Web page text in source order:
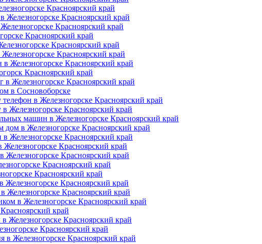
Красноярский край
Железногорске Красноярский край
Красноярский край
Красноярский край
Красноярский край
Красноярский край
Железногорске Красноярский край
Красноярский край
в Железногорске Красноярский край
в Сосновоборске
в Железногорске Красноярский край
Железногорске Красноярский край
машин в Железногорске Красноярский край
дом в Железногорске Красноярский край
Железногорске Красноярский край
Железногорске Красноярский край
Железногорске Красноярский край
Красноярский край
Красноярский край
Железногорске Красноярский край
Железногорске Красноярский край
в Железногорске Красноярский край
край
Железногорске Красноярский край
Красноярский край
в Железногорске Красноярский край